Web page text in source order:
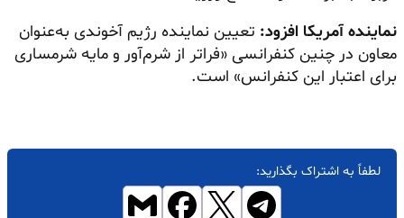
نماینده آمریکا افزود: تعیین نماینده رژیم آخوندی به‌عنوان
معاون در چنین کنفرانسی «فراتر از شرم‌آور و مایه شرمساری
برای اعتبار این کنفرانس» است.
لطفاً به اشتراک بگذارید: